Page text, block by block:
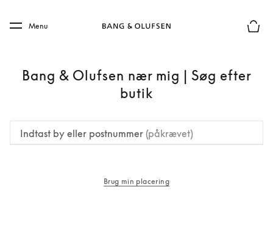
Skip to main footer
Menu
Bang & Olufsen nær mig | Søg efter
butik
Indtast by eller postnummer (påkrævet)
Brug min placering